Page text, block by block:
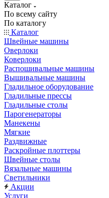
Каталог
По всему сайту
По каталогу
Каталог
Швейные машины
Оверлоки
Коверлоки
Распошивальные машины
Вышивальные машины
Гладильное оборудование
Гладильные прессы
Гладильные столы
Парогенераторы
Манекены
Мягкие
Раздвижные
Раскройные плоттеры
Швейные столы
Вязальные машины
Светильники
Акции
Услуги